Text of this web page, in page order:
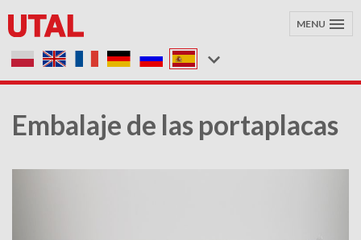
MENU
Embalaje de las portaplacas